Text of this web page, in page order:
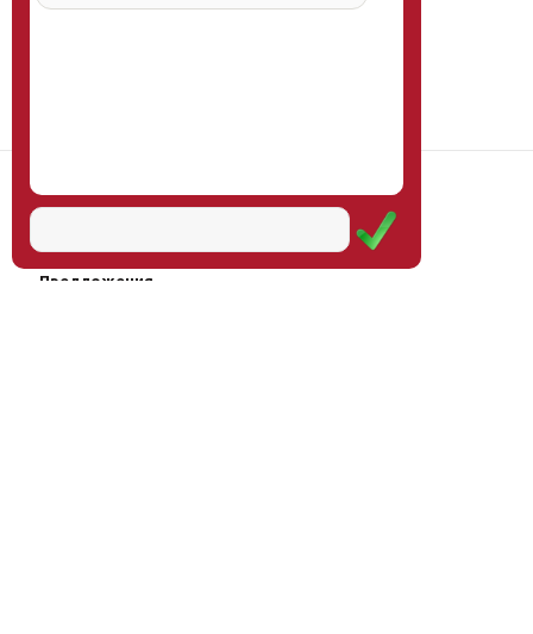
Научная школа
Услуги
Предложения